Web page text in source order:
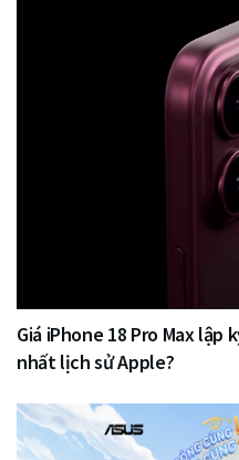
Giá iPhone 18 Pro Max
nhất lịch sử Apple?